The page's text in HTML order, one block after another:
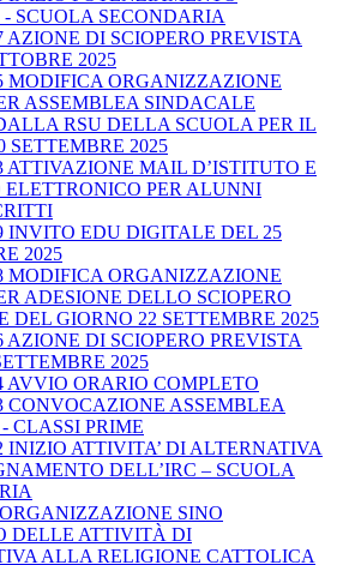
- SCUOLA SECONDARIA
AZIONE DI SCIOPERO PREVISTA
2025
MODIFICA ORGANIZZAZIONE
ASSEMBLEA SINDACALE
RSU DELLA SCUOLA PER IL
SETTEMBRE 2025
ATTIVAZIONE MAIL D’ISTITUTO E
ELETTRONICO PER ALUNNI
INVITO EDU DIGITALE DEL 25
2025
MODIFICA ORGANIZZAZIONE
ADESIONE DELLO SCIOPERO
DEL GIORNO 22 SETTEMBRE 2025
AZIONE DI SCIOPERO PREVISTA
2025
AVVIO ORARIO COMPLETO
CONVOCAZIONE ASSEMBLEA
CLASSI PRIME
INIZIO ATTIVITA’ DI ALTERNATIVA
DELL’IRC – SCUOLA
SINO
DELLE ATTIVITÀ DI
ALLA RELIGIONE CATTOLICA